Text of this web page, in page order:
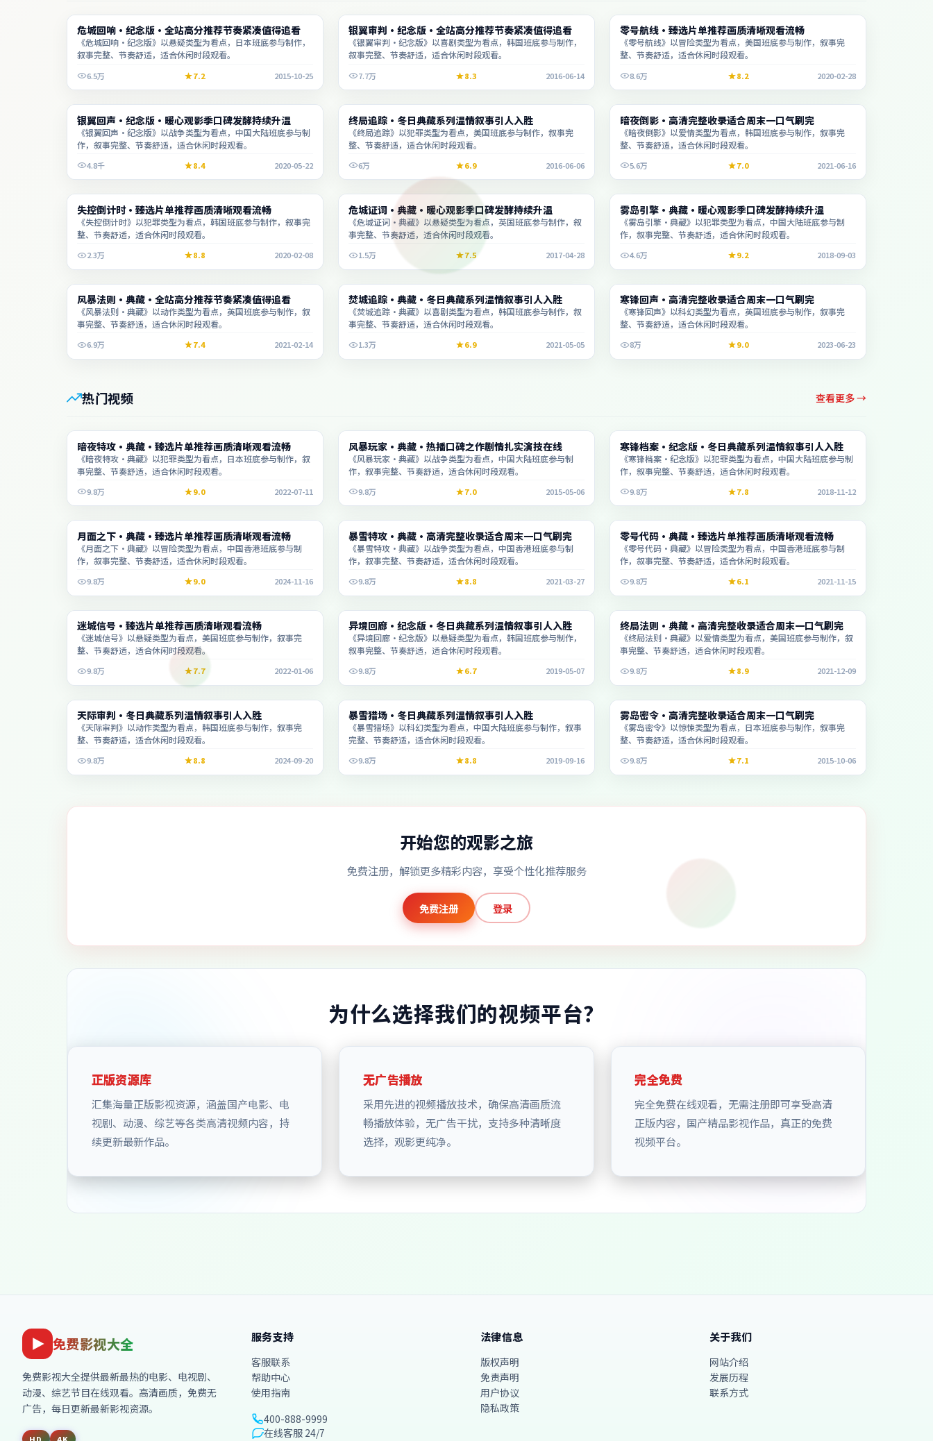
电影 1:57:19
危城回响·纪念版·全站高分推荐节奏紧凑值得追看
《危城回响·纪念版》以悬疑类型为看点，日本班底参与制作，
叙事完整、节奏舒适，适合休闲时段观看。
6.5万 7.2 2015-10-25
综艺 2:22:55
银翼审判·纪念版·全站高分推荐节奏紧凑值得追看
《银翼审判·纪念版》以喜剧类型为看点，韩国班底参与制作，
叙事完整、节奏舒适，适合休闲时段观看。
7.7万 8.3 2016-06-14
综艺
零号航线·臻选片单推荐画质清晰观看流畅
《零号航线》以冒险类型为看点，美国班底参与制作，叙事完
整、节奏舒适，适合休闲时段观看。
8.6万 8.2 2020-02-28
电视剧 1:58:47
银翼回声·纪念版·暖心观影季口碑发酵持续升温
《银翼回声·纪念版》以战争类型为看点，中国大陆班底参与制
作，叙事完整、节奏舒适，适合休闲时段观看。
4.8千 8.4 2020-05-22
综艺
终局追踪·冬日典藏系列温情叙事引人入胜
《终局追踪》以犯罪类型为看点，美国班底参与制作，叙事完
整、节奏舒适，适合休闲时段观看。
6万 6.9 2016-06-06
电影
暗夜倒影·高清完整收录适合周末一口气刷完
《暗夜倒影》以爱情类型为看点，韩国班底参与制作，叙事完
整、节奏舒适，适合休闲时段观看。
5.6万 7.0 2021-06-16
综艺
失控倒计时·臻选片单推荐画质清晰观看流畅
《失控倒计时》以犯罪类型为看点，韩国班底参与制作，叙事完
整、节奏舒适，适合休闲时段观看。
2.3万 8.8 2020-02-08
综艺
危城证词·典藏·暖心观影季口碑发酵持续升温
《危城证词·典藏》以悬疑类型为看点，英国班底参与制作，叙
事完整、节奏舒适，适合休闲时段观看。
1.5万 7.5 2017-04-28
电影
雾岛引擎·典藏·暖心观影季口碑发酵持续升温
《雾岛引擎·典藏》以犯罪类型为看点，中国大陆班底参与制
作，叙事完整、节奏舒适，适合休闲时段观看。
4.6万 9.2 2018-09-03
综艺 1:59:55
风暴法则·典藏·全站高分推荐节奏紧凑值得追看
《风暴法则·典藏》以动作类型为看点，英国班底参与制作，叙
事完整、节奏舒适，适合休闲时段观看。
6.9万 7.4 2021-02-14
综艺 2:12:36
焚城追踪·典藏·冬日典藏系列温情叙事引人入胜
《焚城追踪·典藏》以喜剧类型为看点，韩国班底参与制作，叙
事完整、节奏舒适，适合休闲时段观看。
1.3万 6.9 2021-05-05
电视剧
寒锋回声·高清完整收录适合周末一口气刷完
《寒锋回声》以科幻类型为看点，英国班底参与制作，叙事完
整、节奏舒适，适合休闲时段观看。
8万 9.0 2023-06-23
热门视频 查看更多 →
动漫 2:45:50
暗夜特攻·典藏·臻选片单推荐画质清晰观看流畅
《暗夜特攻·典藏》以犯罪类型为看点，日本班底参与制作，叙
事完整、节奏舒适，适合休闲时段观看。
9.8万 9.0 2022-07-11
综艺 1:34:33
风暴玩家·典藏·热播口碑之作剧情扎实演技在线
《风暴玩家·典藏》以战争类型为看点，中国大陆班底参与制
作，叙事完整、节奏舒适，适合休闲时段观看。
9.8万 7.0 2015-05-06
电视剧 2:28:18
寒锋档案·纪念版·冬日典藏系列温情叙事引人入胜
《寒锋档案·纪念版》以犯罪类型为看点，中国大陆班底参与制
作，叙事完整、节奏舒适，适合休闲时段观看。
9.8万 7.8 2018-11-12
电影 1:31:38
月面之下·典藏·臻选片单推荐画质清晰观看流畅
《月面之下·典藏》以冒险类型为看点，中国香港班底参与制
作，叙事完整、节奏舒适，适合休闲时段观看。
9.8万 9.0 2024-11-16
综艺 2:29:46
暴雪特攻·典藏·高清完整收录适合周末一口气刷完
《暴雪特攻·典藏》以战争类型为看点，中国香港班底参与制
作，叙事完整、节奏舒适，适合休闲时段观看。
9.8万 8.8 2021-03-27
综艺 2:04:38
零号代码·典藏·臻选片单推荐画质清晰观看流畅
《零号代码·典藏》以冒险类型为看点，中国香港班底参与制
作，叙事完整、节奏舒适，适合休闲时段观看。
9.8万 6.1 2021-11-15
电影
迷城信号·臻选片单推荐画质清晰观看流畅
《迷城信号》以悬疑类型为看点，美国班底参与制作，叙事完
整、节奏舒适，适合休闲时段观看。
9.8万 7.7 2022-01-06
动漫 1:35:06
异境回廊·纪念版·冬日典藏系列温情叙事引人入胜
《异境回廊·纪念版》以悬疑类型为看点，韩国班底参与制作，
叙事完整、节奏舒适，适合休闲时段观看。
9.8万 6.7 2019-05-07
电视剧 1:34:34
终局法则·典藏·高清完整收录适合周末一口气刷完
《终局法则·典藏》以爱情类型为看点，美国班底参与制作，叙
事完整、节奏舒适，适合休闲时段观看。
9.8万 8.9 2021-12-09
电影
天际审判·冬日典藏系列温情叙事引人入胜
《天际审判》以动作类型为看点，韩国班底参与制作，叙事完
整、节奏舒适，适合休闲时段观看。
9.8万 8.8 2024-09-20
电影
暴雪猎场·冬日典藏系列温情叙事引人入胜
《暴雪猎场》以科幻类型为看点，中国大陆班底参与制作，叙事
完整、节奏舒适，适合休闲时段观看。
9.8万 8.8 2019-09-16
动漫
雾岛密令·高清完整收录适合周末一口气刷完
《雾岛密令》以惊悚类型为看点，日本班底参与制作，叙事完
整、节奏舒适，适合休闲时段观看。
9.8万 7.1 2015-10-06
开始您的观影之旅
免费注册，解锁更多精彩内容，享受个性化推荐服务
免费注册 登录
为什么选择我们的视频平台？
正版资源库
汇集海量正版影视资源，涵盖国产电影、电
视剧、动漫、综艺等各类高清视频内容，持
续更新最新作品。
无广告播放
采用先进的视频播放技术，确保高清画质流
畅播放体验，无广告干扰，支持多种清晰度
选择，观影更纯净。
完全免费
完全免费在线观看，无需注册即可享受高清
正版内容，国产精品影视作品，真正的免费
视频平台。
免费影视大全
免费影视大全提供最新最热的电影、电视剧、
动漫、综艺节目在线观看。高清画质，免费无
广告，每日更新最新影视资源。
HD 4K
服务支持
客服联系
帮助中心
使用指南
400-888-9999
在线客服 24/7
法律信息
版权声明
免责声明
用户协议
隐私政策
关于我们
网站介绍
发展历程
联系方式